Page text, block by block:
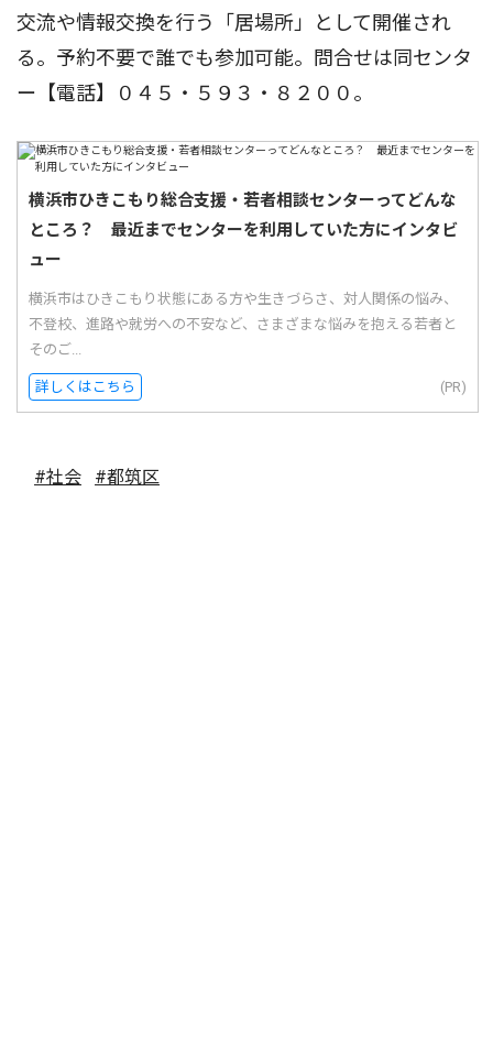
交流や情報交換を行う「居場所」として開催され
る。予約不要で誰でも参加可能。問合せは同センタ
ー【電話】０４５・５９３・８２００。
横浜市ひきこもり総合支援・若者相談センターってどんな
ところ？ 最近までセンターを利用していた方にインタビ
ュー
横浜市はひきこもり状態にある方や生きづらさ、対人関係の悩み、
不登校、進路や就労への不安など、さまざまな悩みを抱える若者と
そのご...
詳しくはこちら (PR)
#社会 #都筑区